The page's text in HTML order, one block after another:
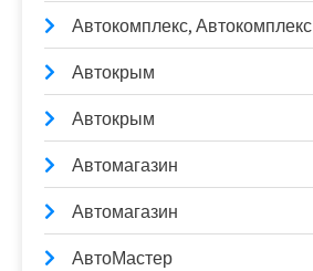
Автокомплекс, Автокомплекс
Автокрым
Автокрым
Автомагазин
Автомагазин
АвтоМастер